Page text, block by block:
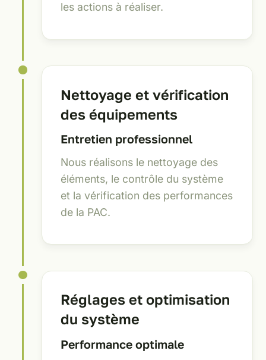
les actions à réaliser.
Nettoyage et vérification
des équipements
Entretien professionnel
Nous réalisons le nettoyage des
éléments, le contrôle du système
et la vérification des performances
de la PAC.
Réglages et optimisation
du système
Performance optimale